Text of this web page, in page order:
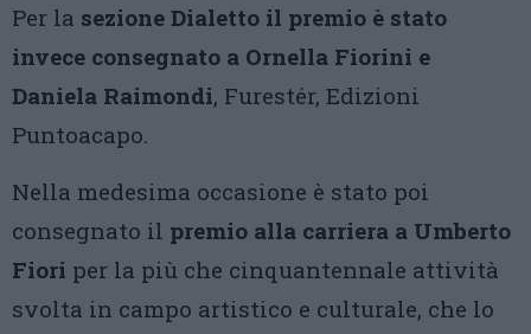
Per la sezione Dialetto il premio è stato
invece consegnato a Ornella Fiorini e
Daniela Raimondi, Furestér, Edizioni
Puntoacapo.
Nella medesima occasione è stato poi
consegnato il premio alla carriera a Umberto
Fiori per la più che cinquantennale attività
svolta in campo artistico e culturale, che lo